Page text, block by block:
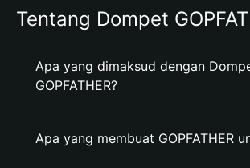
Tentang Dompet
Apa yang dimaksud dengan
GOPFATHER?
Apa yang membuat GOPFATHER